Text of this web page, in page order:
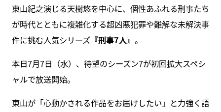
東山紀之演じる天樹悠を中心に、個性あふれる刑事たち
が時代とともに複雑化する超凶悪犯罪や難解な未解決事
件に挑む人気シリーズ『刑事7人』 。
本日7月7日（水）、待望のシーズン7が初回拡大スペシ
ャルで放送開始。
東山が「心動かされる作品をお届けしたい」と力強く語